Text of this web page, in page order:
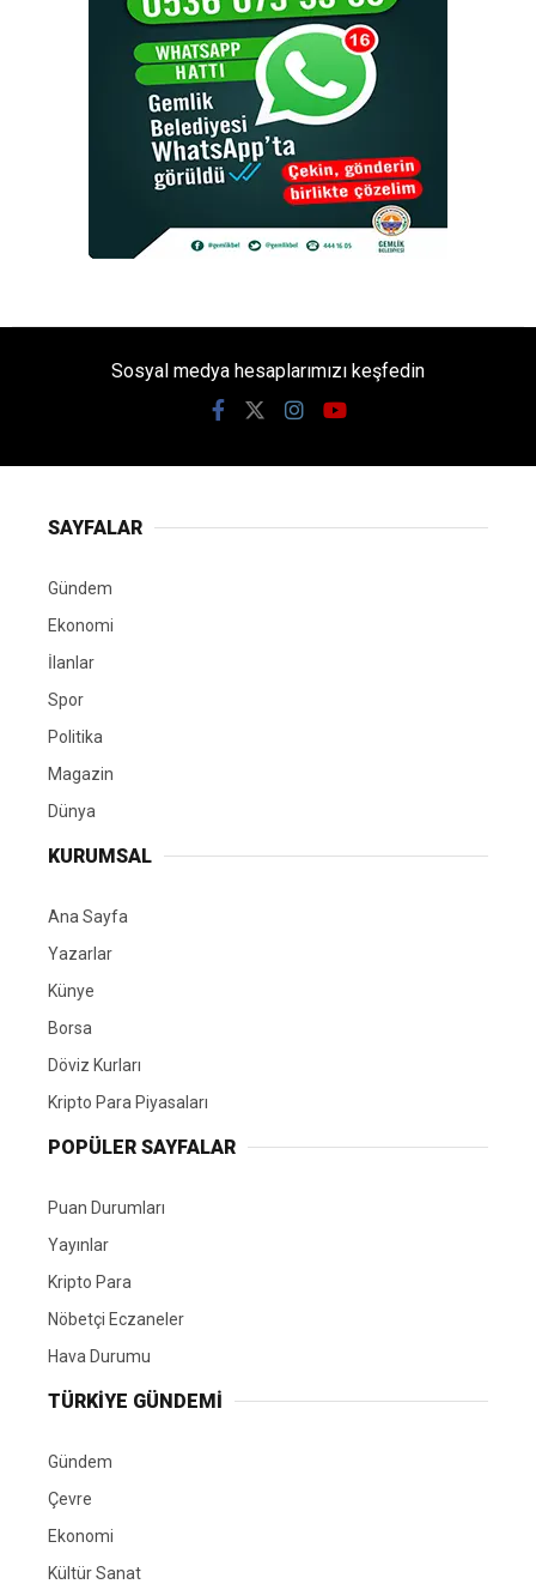
Sosyal medya hesaplarımızı keşfedin
SAYFALAR
Gündem
Ekonomi
İlanlar
Spor
Politika
Magazin
Dünya
KURUMSAL
Ana Sayfa
Yazarlar
Künye
Borsa
Döviz Kurları
Kripto Para Piyasaları
POPÜLER SAYFALAR
Puan Durumları
Yayınlar
Kripto Para
Nöbetçi Eczaneler
Hava Durumu
TÜRKIYE GÜNDEMI
Gündem
Çevre
Ekonomi
Kültür Sanat